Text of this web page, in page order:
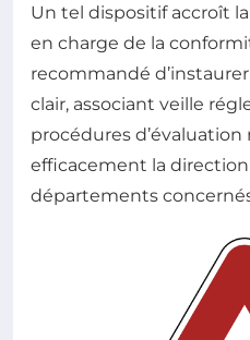
Un tel dispositif accroît
en charge de la
recommandé
clair, associant veille
procédures d’évaluation
efficacement la
départements